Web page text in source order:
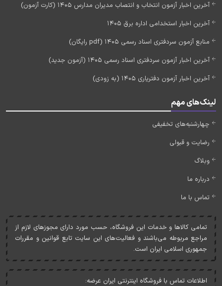
آخرین اخبار آزمون انتخاب و انتصاب مدیران مدارس 1405 (کارت آزمون)
آخرین اخبار استخدامی اداره برق 1405
منابع آزمون سردفتری اسناد رسمی 1405 (pdf رایگان)
آخرین اخبار آزمون سردفتری اسناد رسمی 1405 (آزمون جدید)
آخرین اخبار آزمون دفتریاری 1405 (به زودی)
لینک‌های مهم
چهارشنبه‌های تخفیفی
رضایت و قبولی
وبلاگ
درباره ما
تماس با ما
تمامی کالاها و خدمات اين فروشگاه، حسب مورد دارای مجوزهای لازم از
مراجع مربوطه می‌باشند و فعاليت‌های اين سايت تابع قوانين و مقررات
جمهوری اسلامی ايران است.
اطلاعات تماس با فروشگاه اینترنتی ایران عرضه: